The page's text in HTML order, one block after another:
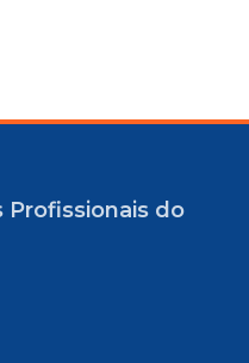
Profissionais do